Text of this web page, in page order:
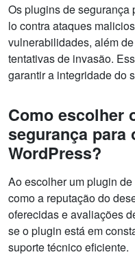
Os plugins de segurança
lo contra ataques
vulnerabilidades, além
tentativas de invasão.
garantir a integridade do
Como escolher
segurança para
WordPress?
Ao escolher um plugin
como a reputação do
oferecidas e avaliações
se o plugin está em
suporte técnico eficiente.